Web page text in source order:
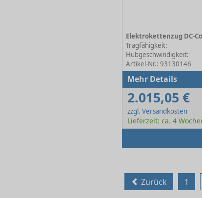
Tragfähigkeit:
Hubgeschwindigkeit:
Artikel-Nr.: 93130146
Mehr Details
2.015,05 €
zzgl. Versandkosten
Lieferzeit: ca. 4
Zurück 1